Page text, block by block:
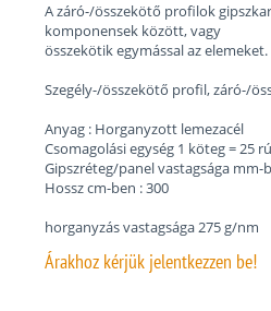
A záró-/összekötő profilok
komponensek között, vagy
összekötik egymással az
Szegély-/összekötő profil, záró-/
Anyag : Horganyzott lemezacél
Csomagolási egység 1 köteg = 25
Gipszréteg/panel vastagsága mm-
Hossz cm-ben : 300
horganyzás vastagsága 275 g/nm
Árakhoz kérjük jelentkezzen be!